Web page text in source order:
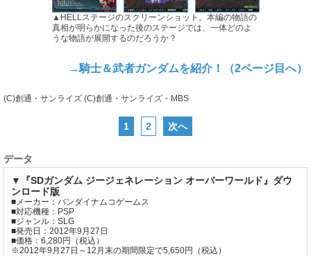
▲HELLステージのスクリーンショット。本編の物語の
真相が明らかになった後のステージでは、一体どのよ
うな物語が展開するのだろうか？
→騎士＆武者ガンダムを紹介！（2ページ目へ）
(C)創通・サンライズ (C)創通・サンライズ・MBS
1 2 次へ
データ
▼『SDガンダム ジージェネレーション オーバーワールド』ダウ
ンロード版
■メーカー：バンダイナムコゲームス
■対応機種：PSP
■ジャンル：SLG
■発売日：2012年9月27日
■価格：6,280円（税込）
※2012年9月27日～12月末の期間限定で5,650円（税込）